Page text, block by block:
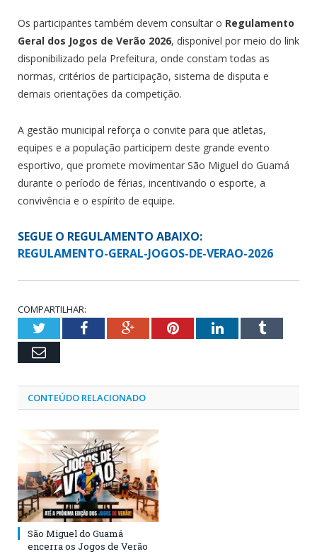
Os participantes também devem consultar o Regulamento
Geral dos Jogos de Verão 2026, disponível por meio do link
disponibilizado pela Prefeitura, onde constam todas as
normas, critérios de participação, sistema de disputa e
demais orientações da competição.
A gestão municipal reforça o convite para que atletas,
equipes e a população participem deste grande evento
esportivo, que promete movimentar São Miguel do Guamá
durante o período de férias, incentivando o esporte, a
convivência e o espírito de equipe.
SEGUE O REGULAMENTO ABAIXO:
REGULAMENTO-GERAL-JOGOS-DE-VERAO-2026
COMPARTILHAR:
TwitterFacebookGoogle+PinterestLinkedInTumblr
Email
CONTEÚDO RELACIONADO
São Miguel do Guamá
encerra os Jogos de Verão